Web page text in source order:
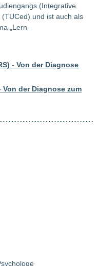
(Integrative
und ist auch als
„Lern-
- Von der Diagnose
der Diagnose zum